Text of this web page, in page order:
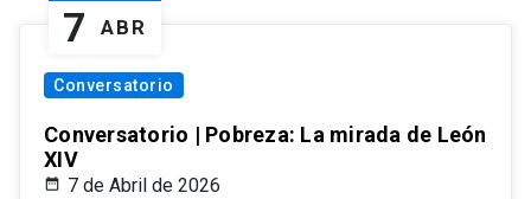
7 ABR
Conversatorio
Conversatorio | Pobreza: La mirada de León
XIV
7 de Abril de 2026